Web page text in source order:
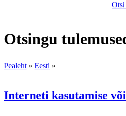
Otsi
Otsingu
Pealeht » Eesti »
Interneti kasutamise